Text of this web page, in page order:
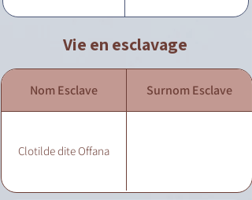
Vie en esclavage
Nom Esclave Surnom Esclave
Clotilde dite Offana